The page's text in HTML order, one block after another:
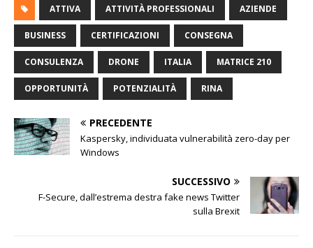
ATTIVA ATTIVITÀ PROFESSIONALI AZIENDE
BUSINESS CERTIFICAZIONI CONSEGNA
CONSULENZA DRONE ITALIA MATRICE 210
OPPORTUNITÀ POTENZIALITÀ RINA
PRECEDENTE
Kaspersky, individuata vulnerabilità zero-day per
Windows
SUCCESSIVO
F-Secure, dall’estrema destra fake news Twitter
sulla Brexit